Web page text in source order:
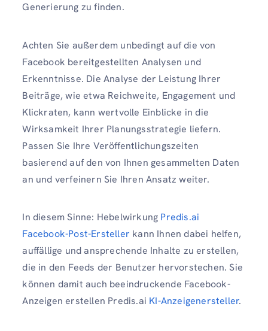
Generierung zu finden.
Achten Sie außerdem unbedingt auf die von
Facebook bereitgestellten Analysen und
Erkenntnisse. Die Analyse der Leistung Ihrer
Beiträge, wie etwa Reichweite, Engagement und
Klickraten, kann wertvolle Einblicke in die
Wirksamkeit Ihrer Planungsstrategie liefern.
Passen Sie Ihre Veröffentlichungszeiten
basierend auf den von Ihnen gesammelten Daten
an und verfeinern Sie Ihren Ansatz weiter.
In diesem Sinne: Hebelwirkung Predis.ai
Facebook-Post-Ersteller kann Ihnen dabei helfen,
auffällige und ansprechende Inhalte zu erstellen,
die in den Feeds der Benutzer hervorstechen. Sie
können damit auch beeindruckende Facebook-
Anzeigen erstellen Predis.ai KI-Anzeigenersteller.